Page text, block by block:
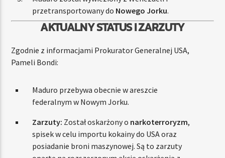
przetransportowany do Nowego Jorku.
AKTUALNY STATUS I ZARZUTY
Zgodnie z informacjami Prokurator Generalnej USA,
Pameli Bondi:
Maduro przebywa obecnie w areszcie
federalnym w Nowym Jorku.
Zarzuty: Został oskarżony o narkoterroryzm,
spisek w celu importu kokainy do USA oraz
posiadanie broni maszynowej. Są to zarzuty